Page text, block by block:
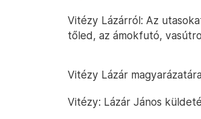
Vitézy Lázárról: Az
tőled, az ámokfutó,
Vitézy Lázár
Vitézy: Lázár János